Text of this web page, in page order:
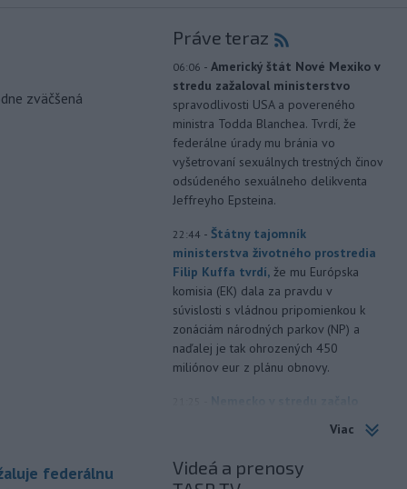
zväčšená
federálnu
Práve teraz
06:06 - Americký štát Nové Mexiko v
stredu zažaloval ministerstvo
spravodlivosti USA a povereného
ministra Todda Blanchea. Tvrdí, že
federálne úrady mu bránia vo
vyšetrovaní sexuálnych trestných činov
odsúdeného sexuálneho delikventa
Jeffreyho Epsteina.
22:44 - Štátny tajomník
ministerstva životného prostredia
Filip Kuffa tvrdí, že mu Európska
komisia (EK) dala za pravdu v
súvislosti s vládnou pripomienkou k
zonáciám národných parkov (NP) a
naďalej je tak ohrozených 450
miliónov eur z plánu obnovy.
vyšetrovanie po tom, ako sa v noci
blízkosti vzletovej a pristávacej
dráhy na letisku Lipsko/Halle našiel
dron naložený výbušninami.
Viac
Videá a prenosy